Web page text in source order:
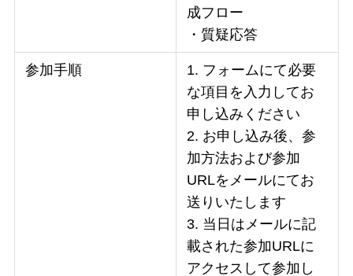
成フロー
・質疑応答
参加手順
1. フォームにて必要
な項目を入力してお
申し込みください
2. お申し込み後、参
加方法および参加
URLをメールにてお
送りいたします
3. 当日はメールに記
載された参加URLに
アクセスして参加し